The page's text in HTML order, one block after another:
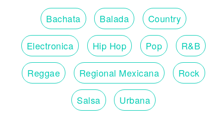
Bachata Balada Country
Electronica Hip Hop Pop R&B
Reggae Regional Mexicana Rock
Salsa Urbana